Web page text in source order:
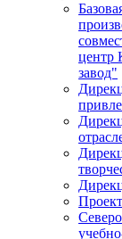
центр
завод"